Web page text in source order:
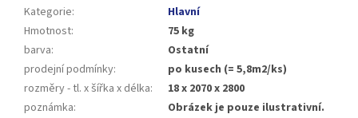
Kategorie:
Hlavní
Hmotnost:
75 kg
barva:
Ostatní
prodejní podmínky:
po kusech (= 5,8m2/ks)
rozměry - tl. x šířka x délka:
18 x 2070 x 2800
poznámka: Obrázek je pouze ilustrativní.